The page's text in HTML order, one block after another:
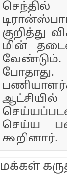
குறித்து
மின்
வேண்டும்.
போதாது.
செய்ய
கூறினார்.
மக்கள்